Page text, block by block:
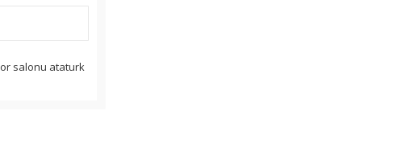
salonu ataturk